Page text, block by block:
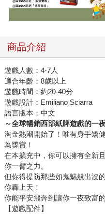
商品介紹
遊戲人數：4-7人
適合年齡：8歲以上
遊戲時間：約20-40分
遊戲設計：Emiliano Sciarra
語言版本：中文
～全球暢銷西部紙牌遊戲的一
淘金熱潮開始了！唯有身手矯
為獎賞！
在本擴充中，你可以擁有全新
你一臂之力。
但你得提防那些如鬼魅般出沒
你轟上天！
你能平安飛奔到讓你一夜致富
【遊戲配件】